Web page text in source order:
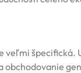
veľmi